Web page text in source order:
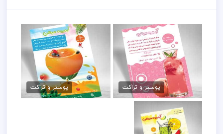
تراکت psd آبمیوه فروشی
79,000 تومانپوستر و تراکت
دانلود تراکت آبمیوه
79,000 تومانپوستر و تراکت